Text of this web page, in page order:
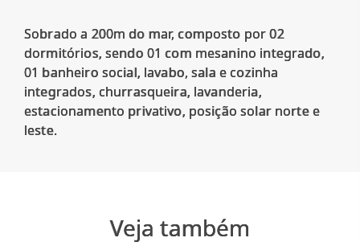
Sobrado a 200m do mar, composto por 02
dormitórios, sendo 01 com mesanino integrado,
01 banheiro social, lavabo, sala e cozinha
integrados, churrasqueira, lavanderia,
estacionamento privativo, posição solar norte e
leste.
Veja também